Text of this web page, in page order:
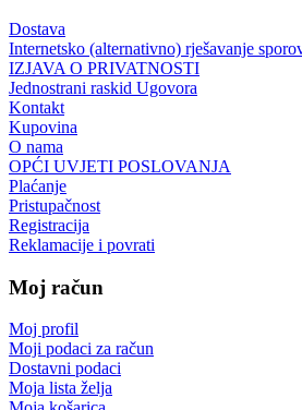
Dostava
Internetsko (alternativno) rješavanje
IZJAVA O PRIVATNOSTI
Jednostrani raskid Ugovora
Kontakt
Kupovina
O nama
OPĆI UVJETI POSLOVANJA
Plaćanje
Pristupačnost
Registracija
Reklamacije i povrati
Moj račun
Moj profil
Moji podaci za račun
Dostavni podaci
Moja lista želja